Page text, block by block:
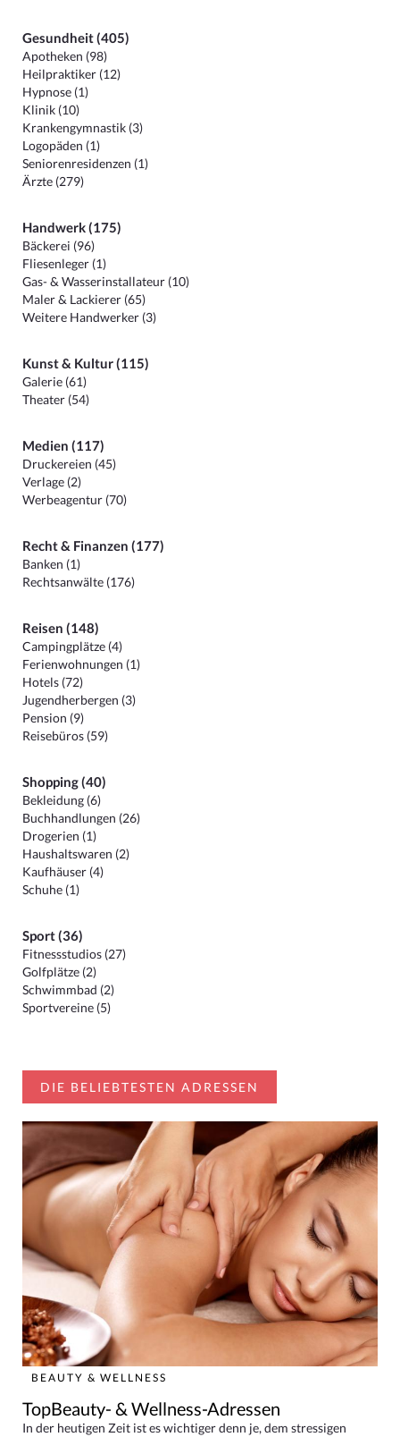
Gesundheit (405)
Apotheken (98)
Heilpraktiker (12)
Hypnose (1)
Klinik (10)
Krankengymnastik (3)
Logopäden (1)
Seniorenresidenzen (1)
Ärzte (279)
Handwerk (175)
Bäckerei (96)
Fliesenleger (1)
Gas- & Wasserinstallateur (10)
Maler & Lackierer (65)
Weitere Handwerker (3)
Kunst & Kultur (115)
Galerie (61)
Theater (54)
Medien (117)
Druckereien (45)
Verlage (2)
Werbeagentur (70)
Recht & Finanzen (177)
Banken (1)
Rechtsanwälte (176)
Reisen (148)
Campingplätze (4)
Ferienwohnungen (1)
Hotels (72)
Jugendherbergen (3)
Pension (9)
Reisebüros (59)
Shopping (40)
Bekleidung (6)
Buchhandlungen (26)
Drogerien (1)
Haushaltswaren (2)
Kaufhäuser (4)
Schuhe (1)
Sport (36)
Fitnessstudios (27)
Golfplätze (2)
Schwimmbad (2)
Sportvereine (5)
DIE BELIEBTESTEN ADRESSEN
BEAUTY & WELLNESS
TopBeauty- & Wellness-Adressen
In der heutigen Zeit ist es wichtiger denn je, dem stressigen